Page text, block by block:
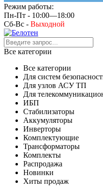
Режим работы:
Пн-Пт - 10:00—18:00
Сб-Вс - Выходной
Все категории
Все категории
Для систем
Для узлов АСУ ТП
Для
ИБП
Стабилизаторы
Аккумуляторы
Инверторы
Комплектующие
Трансформаторы
Комплекты
Распродажа
Новинки
Хиты продаж